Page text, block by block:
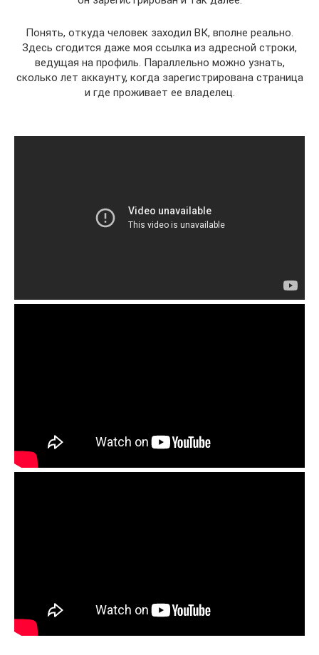
Понять, откуда человек заходил ВК, вполне реально.
Здесь сгодится даже моя ссылка из адресной строки,
ведущая на профиль. Параллельно можно узнать,
сколько лет аккаунту, когда зарегистрирована страница
и где проживает ее владелец.